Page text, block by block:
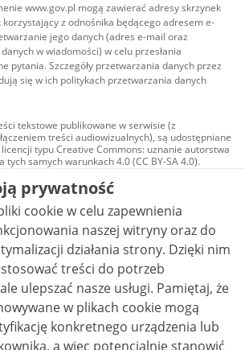
www.gov.pl mogą zawierać adresy skrzynek
z odnośnika będącego adresem e-
jego danych (adres e-mail oraz
w wiadomości) w celu przesłania
pytania. Szczegóły przetwarzania danych przez
się w ich politykach przetwarzania danych
tekstowe publikowane w serwisie (z
treści audiowizualnych), są udostępniane
licencji typu Creative Commons: uznanie autorstwa
tych samych warunkach 4.0 (CC BY-SA 4.0).
audiowizualne, w tym zdjęcia, materiały
i wideo, są udostępniane na licencji typu
Commons: uznanie autorstwa użycie
- bez utworów zależnych 4.0 (CC BY-
ND 4.0), o ile nie jest to stwierdzone inaczej.
prywatność
cookie w celu zapewnienia
naszej witryny oraz do
działania strony. Dzięki nim
treści do potrzeb
nasze usługi. Pamiętaj, że
w plikach cookie mogą
konkretnego urządzenia lub
a więc potencjalnie stanowić